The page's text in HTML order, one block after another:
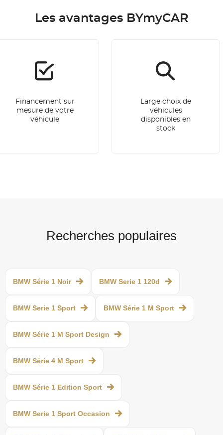
Les avantages BYmyCAR
Financement sur
mesure de votre
véhicule
Large choix de
véhicules
disponibles en
stock
Recherches populaires
BMW Série 1 Noir BMW Serie 1 120d
BMW Serie 1 Sport BMW Série 1 M Sport
BMW Série 1 M Sport Design
BMW Série 4 M Sport
BMW Série 1 Edition Sport
BMW Serie 1 Sport Occasion